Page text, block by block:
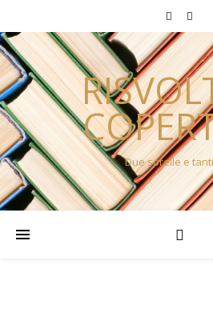
Due sorelle e